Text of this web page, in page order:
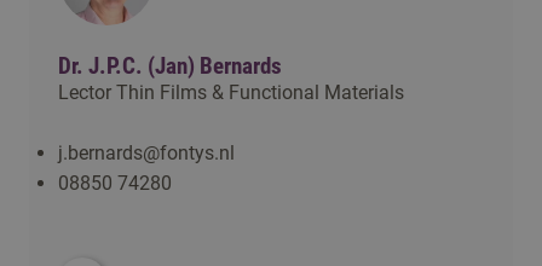
Dr. J.P.C. (Jan) Bernards
Lector Thin Films & Functional Materials
j.bernards@fontys.nl
08850 74280